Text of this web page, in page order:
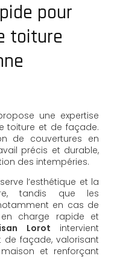
pour
toiture
une expertise
toiture et de façade.
de couvertures en
précis et durable,
des intempéries.
l’esthétique et la
tandis que les
en cas de
charge rapide et
Lorot intervient
façade, valorisant
maison et renforçant